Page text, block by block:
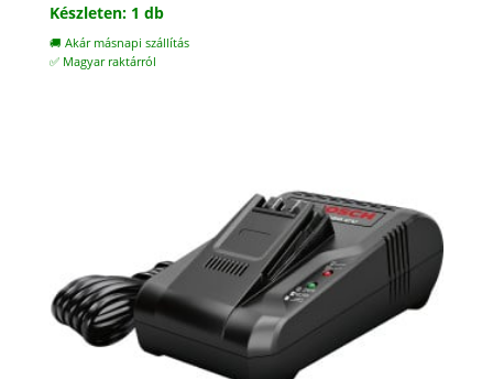
Készleten: 1 db
🚚 Akár másnapi szállítás
✅ Magyar raktárról